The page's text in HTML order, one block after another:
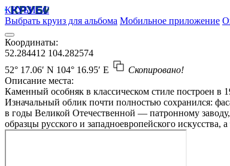
КРУБИСС
Выбрать круиз для альбома Мобильное приложение
Координаты:
52.284412 104.282574
52° 17.06′ N 104° 16.95′ E
Скопировано!
Описание места:
Каменный особняк в классическом стиле построен
Изначальный облик почти полностью сохранился:
в годы Великой Отечественной — патронному
образцы русского и западноевропейского